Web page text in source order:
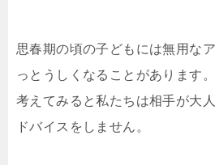
思春期の頃の子どもには無用な
っとうしくなることがあります。
考えてみると私たちは相手が大
ドバイスをしません。